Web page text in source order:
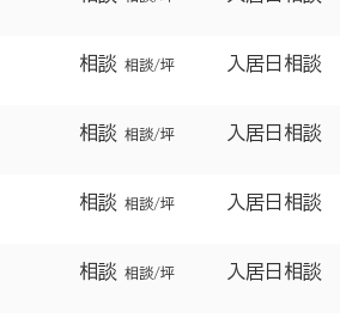
相談 相談/坪 入居日相談
相談 相談/坪 入居日相談
相談 相談/坪 入居日相談
相談 相談/坪 入居日相談